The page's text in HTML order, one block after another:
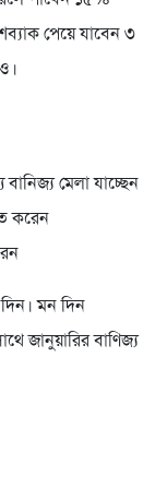
পেয়ে যাবেন ৩
মেলা যাচ্ছেন
করেন
মন দিন
জানুয়ারির বাণিজ্য